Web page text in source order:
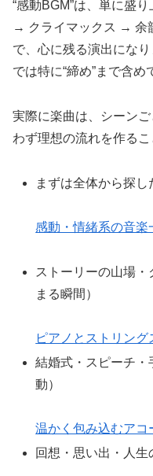
“感動BGM”は、単に盛
→ クライマックス → 余
で、心に残る演出にな
では特に“締め”まで含め
実際に楽曲は、シーン
わず理想の流れを作るこ
まずは全体から探し
感動・情緒系の音楽
ストーリーの山場
まる瞬間）
ピアノとストリン
結婚式・スピーチ
動）
温かく包み込むアコ
回想・思い出・人生